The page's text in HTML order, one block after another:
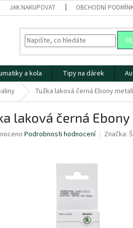
JAK NAKUPOVAT OBCHODNÍ
a kola Tipy na dárek
Tužka laková černá Ebony
laková černá
Podrobnosti hodnocení Značka: